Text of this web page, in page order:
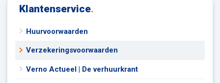
Klantenservice.
Huurvoorwaarden
Verzekeringsvoorwaarden
Verno Actueel | De verhuurkrant